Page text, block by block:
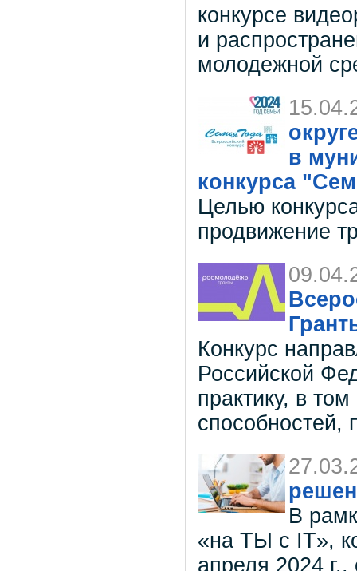
конкурсе
и
молодежной
в
конкурса
Целью
продвижение
Конкурс
Российской
практику, в
способностей,
В
«на ТЫ с IT»,
апреля 2024 г.,